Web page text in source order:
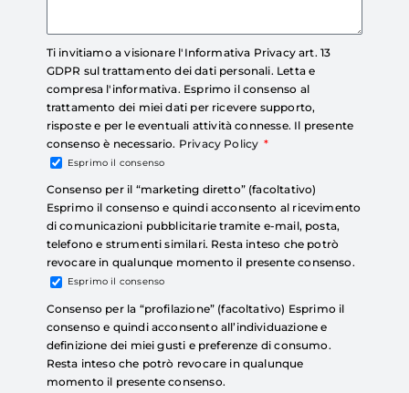
Ti invitiamo a visionare l'Informativa Privacy art. 13
GDPR sul trattamento dei dati personali. Letta e
compresa l'informativa. Esprimo il consenso al
trattamento dei miei dati per ricevere supporto,
risposte e per le eventuali attività connesse. Il presente
consenso è necessario. Privacy Policy
Esprimo il consenso
Consenso per il “marketing diretto” (facoltativo)
Esprimo il consenso e quindi acconsento al ricevimento
di comunicazioni pubblicitarie tramite e-mail, posta,
telefono e strumenti similari. Resta inteso che potrò
revocare in qualunque momento il presente consenso.
Esprimo il consenso
Consenso per la “profilazione” (facoltativo) Esprimo il
consenso e quindi acconsento all’individuazione e
definizione dei miei gusti e preferenze di consumo.
Resta inteso che potrò revocare in qualunque
momento il presente consenso.